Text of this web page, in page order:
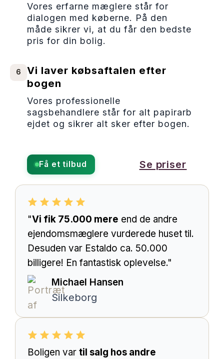
Vores erfarne mæglere står for
dialogen med køberne. På den
måde sikrer vi, at du får den bedste
pris for din bolig.
6
Vi laver købsaftalen efter
bogen
Vores professionelle
sagsbehandlere står for alt papirarb
ejdet og sikrer alt sker efter bogen.
Få et tilbud Se priser
"Vi fik 75.000 mere end de andre
ejendomsmæglere vurderede huset til.
Desuden var Estaldo ca. 50.000
billigere! En fantastisk oplevelse."
Michael Hansen
Silkeborg
Boligen var til salg hos andre